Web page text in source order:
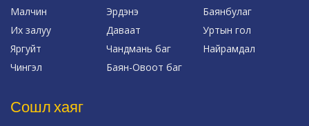
Малчин
Эрдэнэ
Баянбулаг
Их залуу
Даваат
Уртын гол
Яргуйт
Чандмань баг
Найрамдал
Чингэл
Баян-Овоот баг
Сошл хаяг